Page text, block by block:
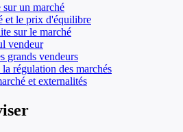
un marché
et le prix d'équilibre
sur le marché
vendeur
grands vendeurs
régulation des marchés
et externalités